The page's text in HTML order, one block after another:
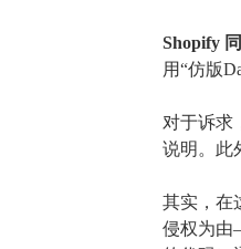
Shopify
用“仿版
对于诉求
说明。此
其实，在
侵权为由